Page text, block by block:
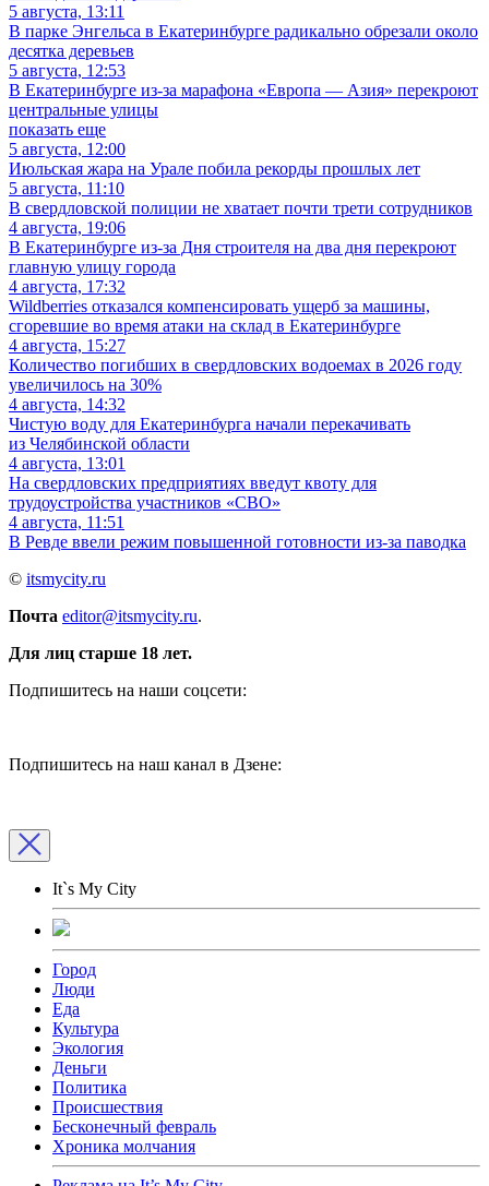
5 августа, 13:11
В парке Энгельса в Екатеринбурге радикально обрезали около
десятка деревьев
5 августа, 12:53
В Екатеринбурге из-за марафона «Европа — Азия» перекроют
центральные улицы
показать еще
5 августа, 12:00
Июльская жара на Урале побила рекорды прошлых лет
5 августа, 11:10
В свердловской полиции не хватает почти трети сотрудников
4 августа, 19:06
В Екатеринбурге из-за Дня строителя на два дня перекроют
главную улицу города
4 августа, 17:32
Wildberries отказался компенсировать ущерб за машины,
сгоревшие во время атаки на склад в Екатеринбурге
4 августа, 15:27
Количество погибших в свердловских водоемах в 2026 году
увеличилось на 30%
4 августа, 14:32
Чистую воду для Екатеринбурга начали перекачивать
из Челябинской области
4 августа, 13:01
На свердловских предприятиях введут квоту для
трудоустройства участников «СВО»
4 августа, 11:51
В Ревде ввели режим повышенной готовности из-за паводка
© itsmycity.ru
Почта editor@itsmycity.ru.
Для лиц старше 18 лет.
Подпишитесь на наши соцсети:
Подпишитесь на наш канал в Дзене:
It`s My City
Город
Люди
Еда
Культура
Экология
Деньги
Политика
Происшествия
Бесконечный февраль
Хроника молчания